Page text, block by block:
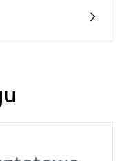
oczekiwaną
urządzeń, które
połączenie z